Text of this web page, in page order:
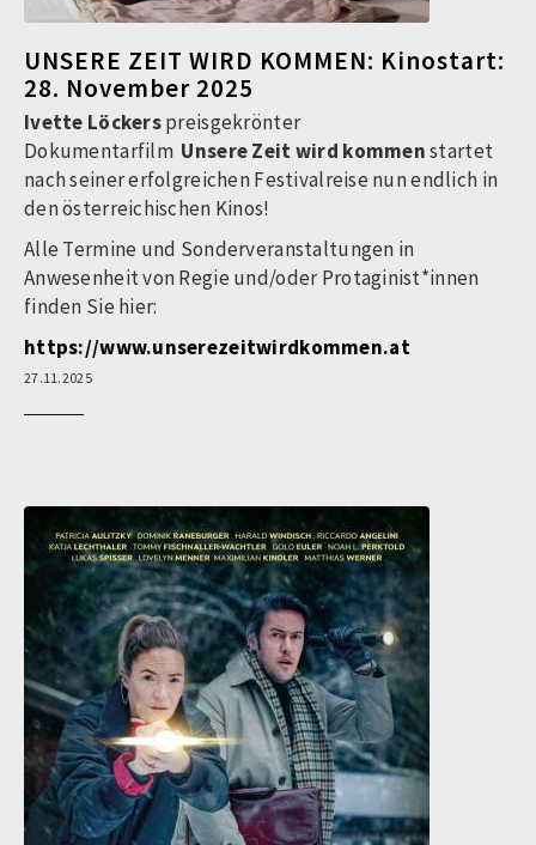
UNSERE ZEIT WIRD KOMMEN: Kinostart:
28. November 2025
Ivette Löckerspreisgekrönter
Dokumentarfilm Unsere Zeit wird kommenstartet
nach seiner erfolgreichen Festivalreise nun endlich in
den österreichischen Kinos!
Alle Termine und Sonderveranstaltungen in
Anwesenheit von Regie und/oder Protaginist*innen
finden Sie hier:
https://www.unserezeitwirdkommen.at
27.11.2025